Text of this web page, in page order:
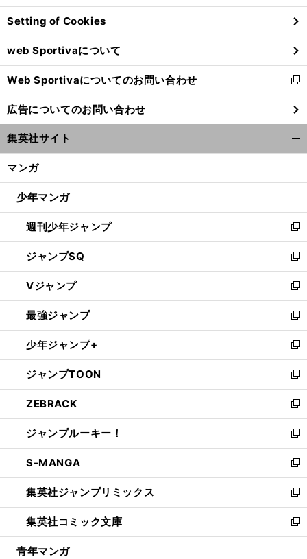
ン
ド
ウ
で
開
く
Setting of Cookies
web Sportivaについて
Web Sportivaについてのお問い合わせ
新
し
い
ウ
ィ
ン
ウ
開
く
広告についてのお問い合わせ
集英社サイト
マンガ
少年マンガ
週刊少年ジャンプ
新
し
い
ウ
ィ
ン
ド
ウ
で
開
く
ジャンプSQ
新
し
い
ウ
ィ
ン
ド
ウ
で
開
く
Vジャンプ
新
し
い
ウ
ィ
ン
ド
ウ
で
開
く
最強ジャンプ
新
し
い
ウ
ィ
ン
ド
ウ
で
開
く
少年ジャンプ+
新
し
い
ウ
ィ
ン
ド
ウ
で
開
く
ジャンプTOON
新
し
い
ウ
ィ
ン
ド
ウ
で
開
く
ZEBRACK
新
し
い
ウ
ィ
ン
ド
ウ
で
開
ジャンプルーキー！
新
し
い
ウ
ィ
ン
ド
ウ
S-MANGA
新
し
い
ウ
ィ
ン
集英社ジャンプリミックス
新
し
い
ウ
集英社コミック文庫
新
し
青年マンガ